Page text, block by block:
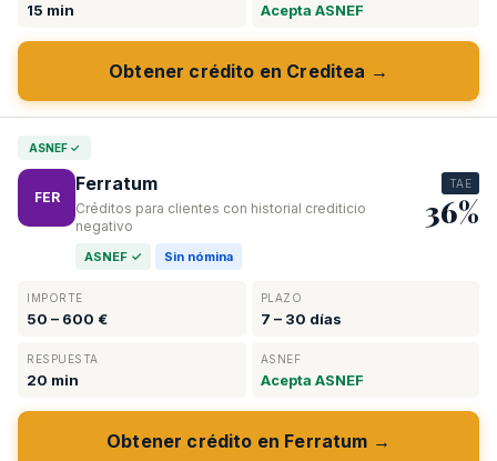
15 min Acepta ASNEF
Obtener crédito en Creditea →
ASNEF ✓
FER
Ferratum
Créditos para clientes con historial crediticio
negativo
ASNEF ✓ Sin nómina
TAE
36%
IMPORTE
50 – 600 €
PLAZO
7 – 30 días
RESPUESTA
20 min
ASNEF
Acepta ASNEF
Obtener crédito en Ferratum →